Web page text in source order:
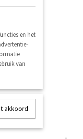
en het
van
akkoord